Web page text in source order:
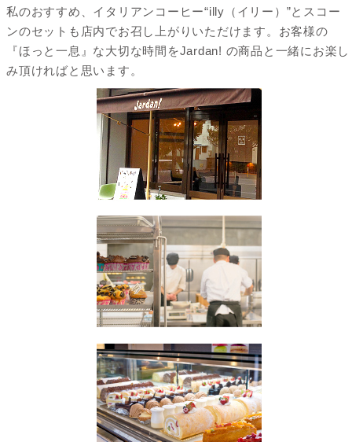
私のおすすめ、イタリアンコーヒー“illy（イリー）”とスコー
ンのセットも店内でお召し上がりいただけます。お客様の
『ほっと一息』な大切な時間をJardan! の商品と一緒にお楽し
み頂ければと思います。